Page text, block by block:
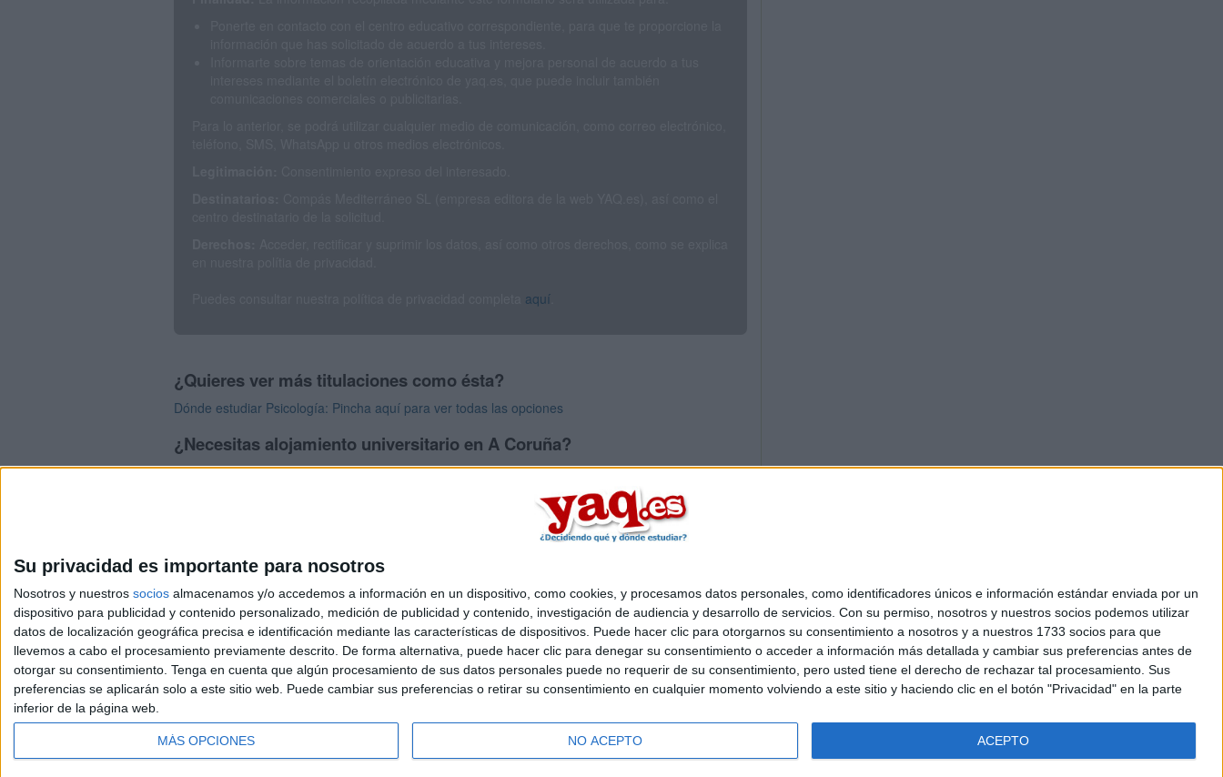
Su privacidad es importante para nosotros
Nosotros y nuestros socios almacenamos y/o accedemos a información en un dispositivo, como cookies, y procesamos datos personales, como identificadores únicos e información estándar enviada por un
dispositivo para publicidad y contenido personalizado, medición de publicidad y contenido, investigación de audiencia y desarrollo de servicios. Con su permiso, nosotros y nuestros socios podemos utilizar
datos de localización geográfica precisa e identificación mediante las características de dispositivos. Puede hacer clic para otorgarnos su consentimiento a nosotros y a nuestros 1733 socios para que
llevemos a cabo el procesamiento previamente descrito. De forma alternativa, puede hacer clic para denegar su consentimiento o acceder a información más detallada y cambiar sus preferencias antes de
otorgar su consentimiento. Tenga en cuenta que algún procesamiento de sus datos personales puede no requerir de su consentimiento, pero usted tiene el derecho de rechazar tal procesamiento. Sus
preferencias se aplicarán solo a este sitio web. Puede cambiar sus preferencias o retirar su consentimiento en cualquier momento volviendo a este sitio y haciendo clic en el botón "Privacidad" en la parte
inferior de la página web.
MÁS OPCIONES NO ACEPTO ACEPTO
aquí
¿Quieres ver más titulaciones como ésta?
Dónde estudiar Psicología: Pincha aquí para ver todas las opciones
¿Necesitas alojamiento universitario en A Coruña?
>> Residencias de estudiantes y colegios mayores en A Coruña
Quiénes somos|Contactar|Anúnciate
Aviso legal|Politica de privacidad|Condiciones generales|Política de cookies
© 2003-2026Compás Mediterráneo S.L.- Diego de León 47 - 28006 Madrid [ESPAÑA] - Tel. +34 91 593 2767